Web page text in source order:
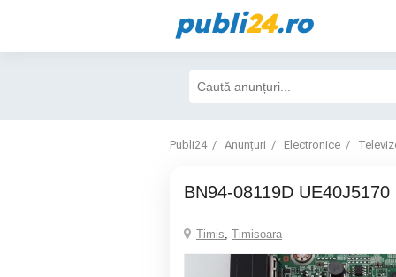
publi24.ro
Publi24 Anunțuri Electronice
BN94-08119D UE40J5170
Timis, Timisoara